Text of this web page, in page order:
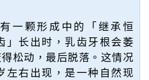
一颗形成中的「继承恒
」长出时，乳齿牙根会萎
松动，最后脱落。这情况
左右出现，是一种自然现